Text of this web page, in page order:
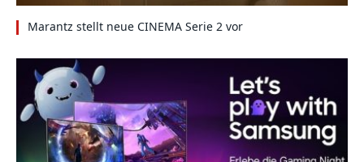
Marantz stellt neue CINEMA Serie 2 vor